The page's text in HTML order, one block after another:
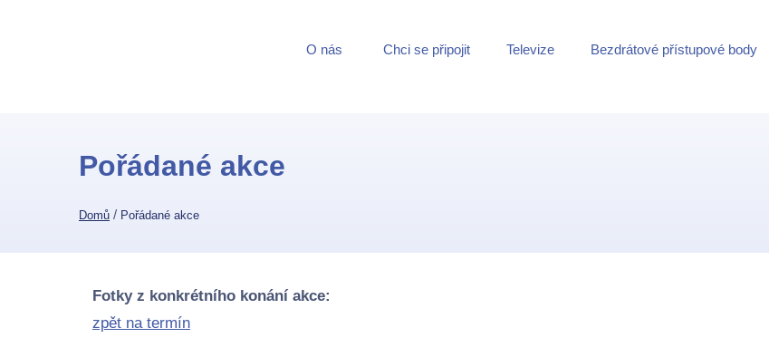
O nás Chci se připojit Televize Bezdrátové přístupové body
Pořádané akce
Domů / Pořádané akce
Fotky z konkrétního konání akce:
zpět na termín